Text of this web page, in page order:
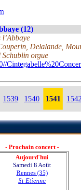
(12)
l’Abbaye
Delalande,
Schublin orgue
1539 1540 1541
- Prochain concert -
Aujourd'hui
Samedi 8 Août
Rennes (35)
St-Etienne